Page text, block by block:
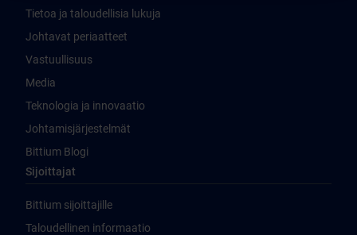
Tietoa ja taloudellisia lukuja
Johtavat periaatteet
Vastuullisuus
Media
Teknologia ja innovaatio
Johtamisjärjestelmät
Bittium Blogi
Sijoittajat
Bittium sijoittajille
Taloudellinen informaatio